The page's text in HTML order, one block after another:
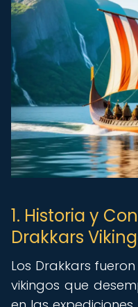
1. Historia y
Drakkars
Los Drakkars
vikingos que